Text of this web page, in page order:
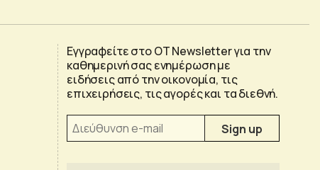
Εγγραφείτε στο OT Newsletter για την
καθημερινή σας ενημέρωση με
ειδήσεις από την οικονομία, τις
επιχειρήσεις, τις αγορές και τα διεθνή.